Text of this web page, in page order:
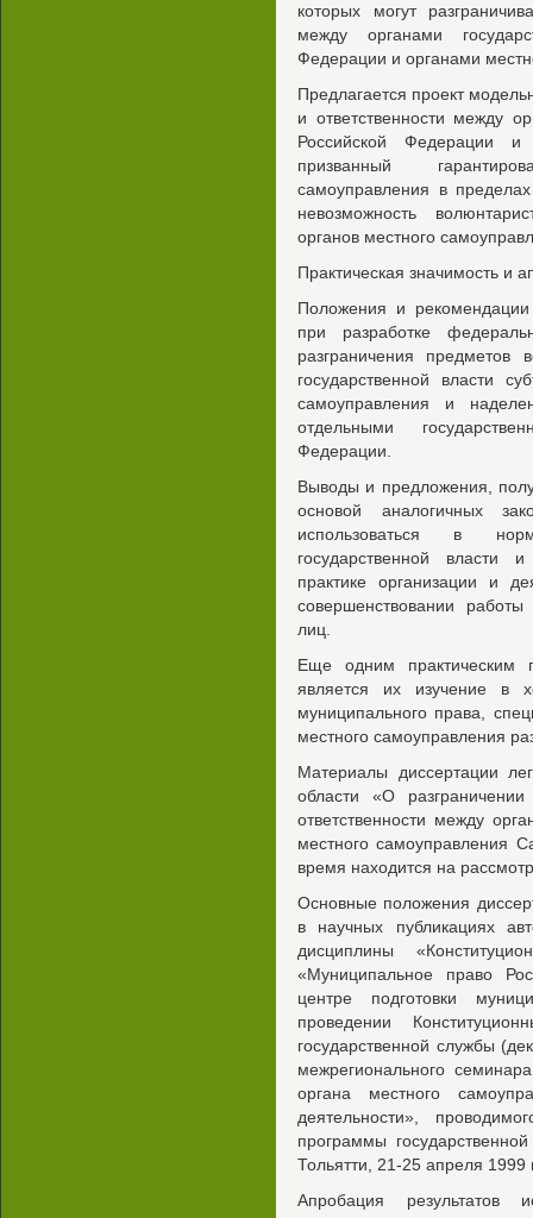
которых могут
между органами
Федерации и органами
Предлагается проект
и ответственности между
Российской Федерации и
призванный
самоуправления в
невозможность
органов местного
Практическая значимость и
Положения и рекомендации
при разработке
разграничения
государственной власти
самоуправления и
отдельными
Федерации.
Выводы и предложения,
основой аналогичных
использоваться в
государственной власти
практике организации и
совершенствовании
лиц.
Еще одним практическим
является их изучение в
муниципального права,
местного самоуправления
Материалы диссертации
области «О
ответственности между
местного самоуправления
время находится на
Основные положения
в научных публикациях
дисциплины
«Муниципальное право
центре подготовки
проведении
государственной службы
межрегионального
органа местного
деятельности»,
программы
Тольятти, 21-25 апреля 1999
Апробация результатов